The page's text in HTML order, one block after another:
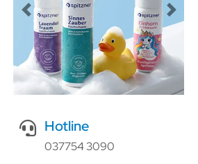
Previous Next
Hotline
037754 3090